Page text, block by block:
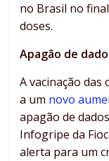
no Brasil no
doses.
Apagão de
A vacinação das
a um novo
apagão de
Infogripe da
alerta para um